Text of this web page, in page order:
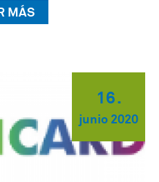
MÁS
16.
junio 2020